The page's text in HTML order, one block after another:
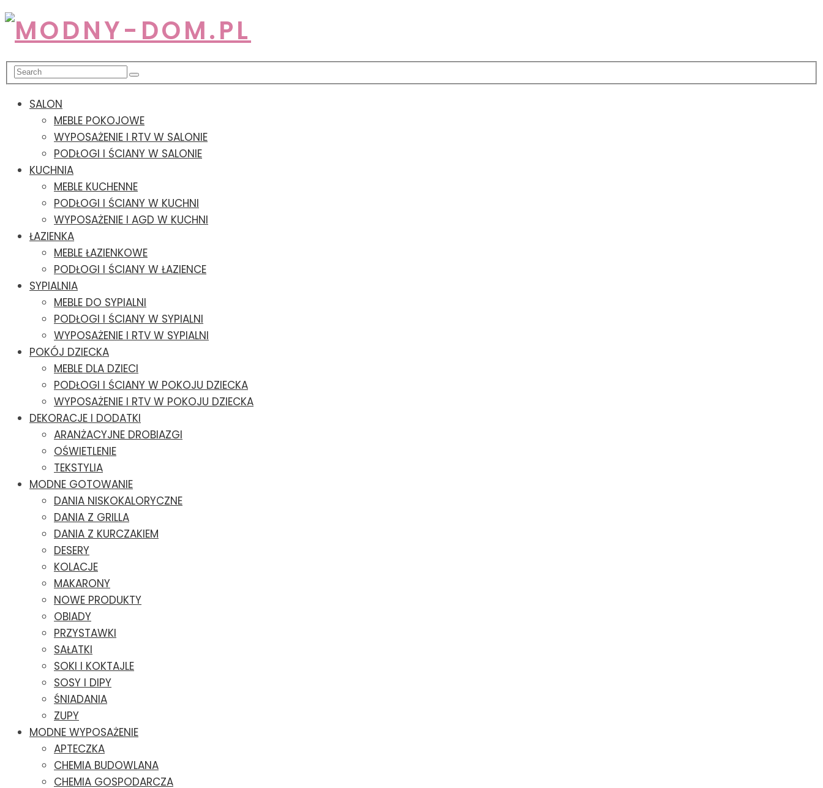
SALON
MEBLE POKOJOWE
WYPOSAŻENIE I RTV W SALONIE
PODŁOGI I ŚCIANY W SALONIE
KUCHNIA
MEBLE KUCHENNE
PODŁOGI I ŚCIANY W KUCHNI
WYPOSAŻENIE I AGD W KUCHNI
ŁAZIENKA
MEBLE ŁAZIENKOWE
PODŁOGI I ŚCIANY W ŁAZIENCE
SYPIALNIA
MEBLE DO SYPIALNI
PODŁOGI I ŚCIANY W SYPIALNI
WYPOSAŻENIE I RTV W SYPIALNI
POKÓJ DZIECKA
MEBLE DLA DZIECI
PODŁOGI I ŚCIANY W POKOJU DZIECKA
WYPOSAŻENIE I RTV W POKOJU DZIECKA
DEKORACJE I DODATKI
ARANŻACYJNE DROBIAZGI
OŚWIETLENIE
TEKSTYLIA
MODNE GOTOWANIE
DANIA NISKOKALORYCZNE
DANIA Z GRILLA
DANIA Z KURCZAKIEM
DESERY
KOLACJE
MAKARONY
NOWE PRODUKTY
OBIADY
PRZYSTAWKI
SAŁATKI
SOKI I KOKTAJLE
SOSY I DIPY
ŚNIADANIA
ZUPY
MODNE WYPOSAŻENIE
APTECZKA
CHEMIA BUDOWLANA
CHEMIA GOSPODARCZA